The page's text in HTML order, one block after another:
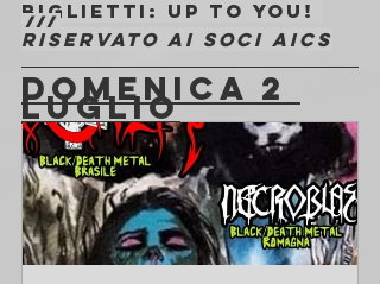
Biglietti : Up to You!
///
Riservato ai soci AICS
DOMENICA 2
LUGLIO